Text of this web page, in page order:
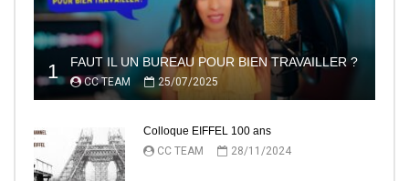
1 FAUT IL UN BUREAU POUR BIEN TRAVAILLER ?
CC TEAM 25/07/2025
Colloque EIFFEL 100 ans
CC TEAM
28/11/2024